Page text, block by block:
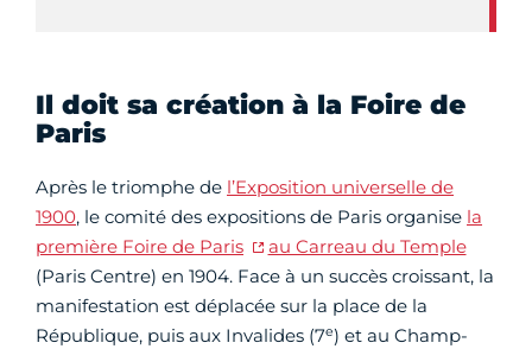
Il doit sa création à la Foire de
Paris
Après le triomphe de l’Exposition universelle de
1900, le comité des expositions de Paris organise la
première Foire de Paris
au Carreau du Temple
(Paris Centre) en 1904. Face à un succès croissant, la
manifestation est déplacée sur la place de la
République, puis aux Invalides (7e) et au Champ-